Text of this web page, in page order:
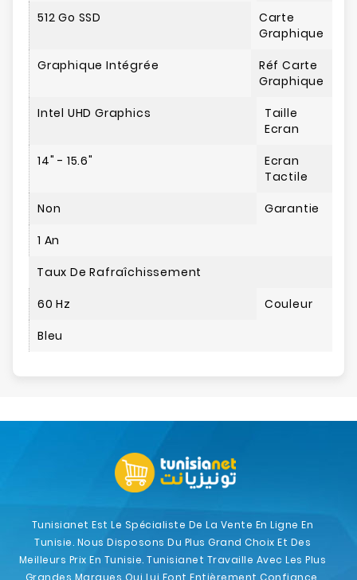
512 Go SSD
Carte
Graphique
Graphique Intégrée
Réf Carte
Graphique
Intel UHD Graphics
Taille
Ecran
14" - 15.6"
Ecran
Tactile
Non
Garantie
1 An
Taux De Rafraîchissement
60 Hz
Couleur
Bleu
Tunisianet Est Le Spécialiste De La Vente En Ligne En
Tunisie. Nous Disposons Du Plus Grand Choix Et Des
Meilleurs Prix En Tunisie. Tunisianet Travaille Avec Les Plus
Grandes Marques Qui Lui Font Entièrement Confiance.